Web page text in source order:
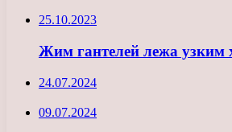
25.10.2023
Жим гантелей лежа узким
24.07.2024
09.07.2024